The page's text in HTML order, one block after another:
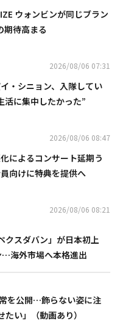
ウォンビンが同じブラン
期待高まる
2026/08/06 07:31
・シニョン、入隊してい
活に集中したかった”
2026/08/06 08:47
によるコンサート延期う
向けに特典を提供へ
2026/08/06 08:21
クスダバン」が日本初上
…海外市場へ本格進出
を公開…飾らない姿に注
い」（動画あり）